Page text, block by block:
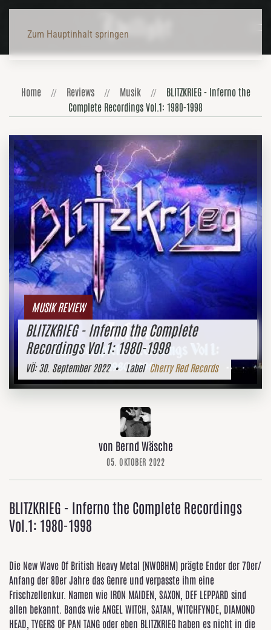
Zum Hauptinhalt springen
Home Reviews Musik
BLITZKRIEG - Inferno the
Complete Recordings Vol.1: 1980-1998
MUSIK REVIEW
BLITZKRIEG - Inferno the Complete
Recordings Vol.1: 1980-1998
VÖ:30. September 2022• Label Cherry Red Records
von Bernd Wäsche
05. OKTOBER 2022
BLITZKRIEG - Inferno the Complete Recordings
Vol.1: 1980-1998
Die New Wave Of British Heavy Metal (NWOBHM) prägte Ender der 70er/
Anfang der 80er Jahre das Genre und verpasste ihm eine
Frischzellenkur. Namen wie IRON MAIDEN, SAXON, DEF LEPPARD sind
allen bekannt. Bands wie ANGEL WITCH, SATAN, WITCHFYNDE, DIAMOND
HEAD, TYGERS OF PAN TANG oder eben BLITZKRIEG haben es nicht in die